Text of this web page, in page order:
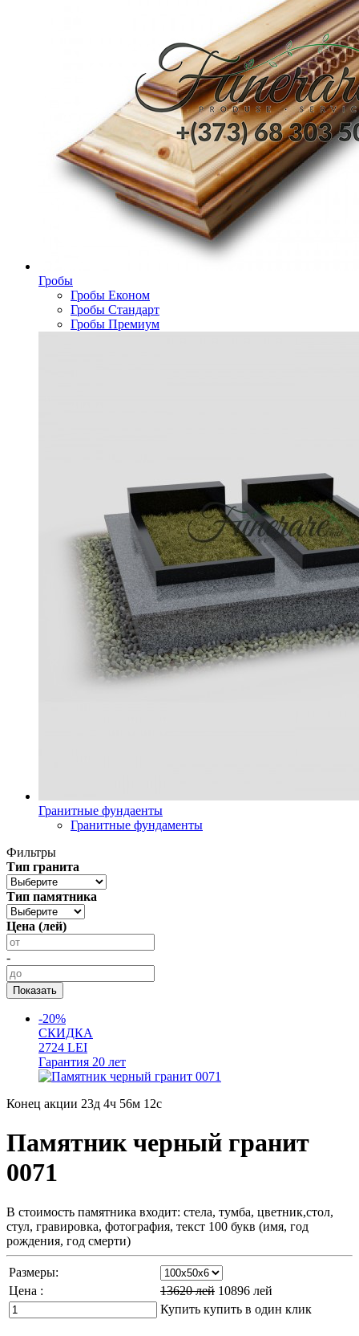
Гробы
Гробы Економ
Гробы Стандарт
Гробы Премиум
Гранитные фундаенты
Гранитные фундаменты
Фильтры
Тип гранита
Тип памятника
Цена (лей)
-
-20%
СКИДКА
2724 LEI
Гарантия 20 лет
Конец акции 23д 4ч 56м 11с
Памятник черный гранит
0071
В стоимость памятника входит: стела, тумба, цветник,стол,
стул, гравировка, фотография, текст 100 букв (имя, год
рождения, год смерти)
Размеры:
Цена :
13620лей 10896 лей
Купить купить в один клик